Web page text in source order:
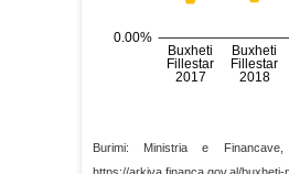
Burimi: Ministria e